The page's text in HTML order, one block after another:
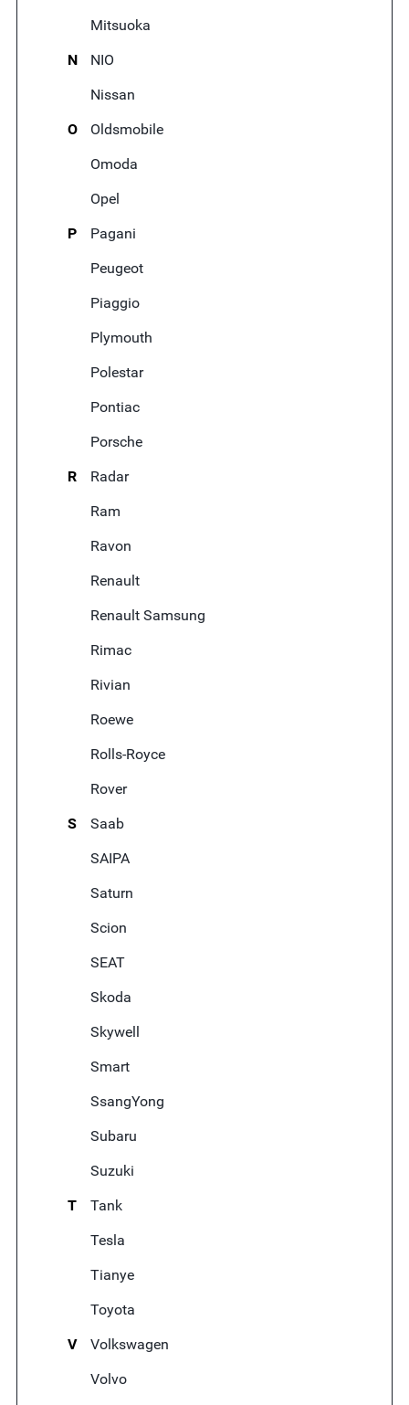
Mitsuoka
N
NIO
Nissan
O
Oldsmobile
Omoda
Opel
P
Pagani
Peugeot
Piaggio
Plymouth
Polestar
Pontiac
Porsche
R
Radar
Ram
Ravon
Renault
Renault Samsung
Rimac
Rivian
Roewe
Rolls-Royce
Rover
S
Saab
SAIPA
Saturn
Scion
SEAT
Skoda
Skywell
Smart
SsangYong
Subaru
Suzuki
T
Tank
Tesla
Tianye
Toyota
V
Volkswagen
Volvo